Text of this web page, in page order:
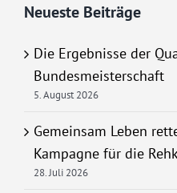
Neueste Beiträge
Die Ergebnisse der
Bundesmeisterschaft
5. August 2026
Gemeinsam Leben
Kampagne für die
28. Juli 2026